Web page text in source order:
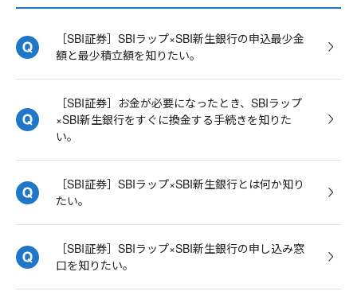
［SBI証券］SBIラップ×SBI新生銀行の申込最少金
額と最少積立額を知りたい。
［SBI証券］お金が必要になったとき、SBIラップ
×SBI新生銀行をすぐに換金する手続きを知りた
い。
［SBI証券］SBIラップ×SBI新生銀行とは何か知り
たい。
［SBI証券］SBIラップ×SBI新生銀行の申し込み窓
口を知りたい。